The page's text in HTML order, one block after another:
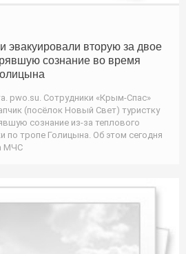
эвакуировали вторую за двое
сознание во время
pwo.su. Сотрудники «Крым-Спас»
(посёлок Новый Свет) туристку
сознание из-за теплового
по тропе Голицына. Об этом сегодня
МЧС